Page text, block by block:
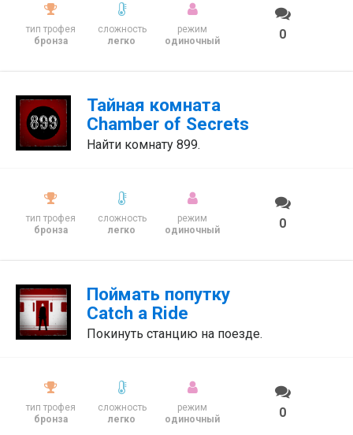
тип трофея
бронза
сложность
легко
режим
одиночный
0
Тайная комната
Chamber of Secrets
Найти комнату 899.
тип трофея
бронза
сложность
легко
режим
одиночный
0
Поймать попутку
Catch a Ride
Покинуть станцию на поезде.
тип трофея
бронза
сложность
легко
режим
одиночный
0